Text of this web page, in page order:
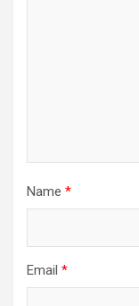
Name *
Email *